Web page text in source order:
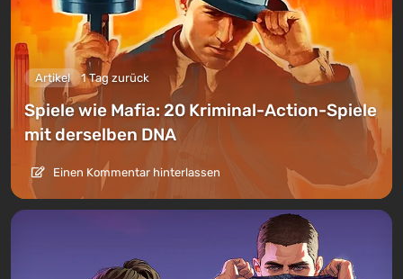
Artikel 1 Tag zurück
Spiele wie Mafia: 20 Kriminal-Action-Spiele
mit derselben DNA
Einen Kommentar hinterlassen